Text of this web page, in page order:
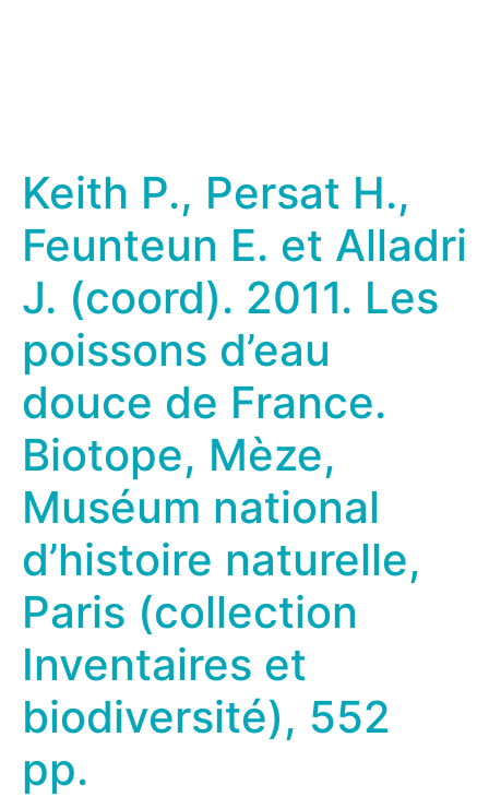
Keith P., Persat H.,
Feunteun E. et Alladri
J. (coord). 2011. Les
poissons d’eau
douce de France.
Biotope, Mèze,
Muséum national
d’histoire naturelle,
Paris (collection
Inventaires et
biodiversité), 552
pp.